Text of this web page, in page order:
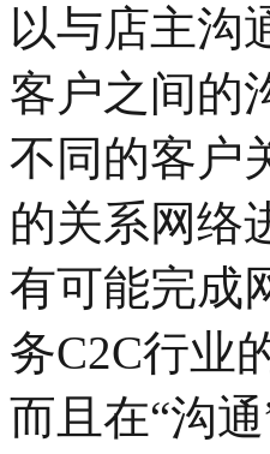
以与店主沟
客户之间的
不同的客户
的关系网络
有可能完成
务C2C行业
而且在“沟